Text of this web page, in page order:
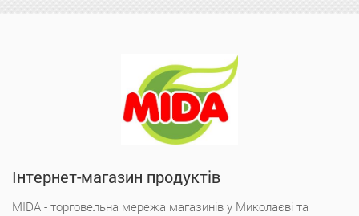
Інтернет-магазин продуктів
MIDA - торговельна мережа магазинів у Миколаєві та